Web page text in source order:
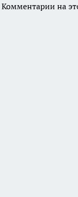
Комментарии на